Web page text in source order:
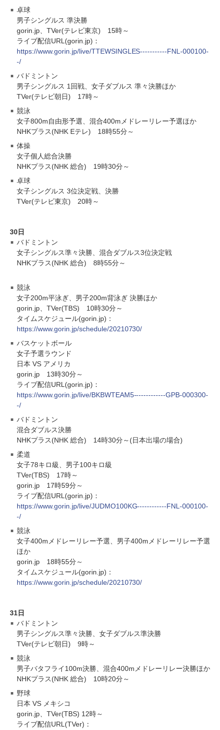
卓球
男子シングルス 準決勝
gorin.jp、TVer(テレビ東京) 15時～
ライブ配信URL(gorin.jp)：
https://www.gorin.jp/live/TTEWSINGLES-----------FNL-000100-
-/
バドミントン
男子シングルス 1回戦、女子ダブルス 準々決勝ほか
TVer(テレビ朝日) 17時～
競泳
女子800m自由形予選、混合400mメドレーリレー予選ほか
NHKプラス(NHK Eテレ) 18時55分～
体操
女子個人総合決勝
NHKプラス(NHK 総合) 19時30分～
卓球
女子シングルス 3位決定戦、決勝
TVer(テレビ東京) 20時～
30日
バドミントン
女子シングルス準々決勝、混合ダブルス3位決定戦
NHKプラス(NHK 総合) 8時55分～
競泳
女子200m平泳ぎ、男子200m背泳ぎ 決勝ほか
gorin.jp、TVer(TBS) 10時30分～
タイムスケジュール(gorin.jp)：
https://www.gorin.jp/schedule/20210730/
バスケットボール
女子予選ラウンド
日本 VS アメリカ
gorin.jp 13時30分～
ライブ配信URL(gorin.jp)：
https://www.gorin.jp/live/BKBWTEAM5-------------GPB-000300-
-/
バドミントン
混合ダブルス決勝
NHKプラス(NHK 総合) 14時30分～(日本出場の場合)
柔道
女子78キロ級、男子100キロ級
TVer(TBS) 17時～
gorin.jp 17時59分～
ライブ配信URL(gorin.jp)：
https://www.gorin.jp/live/JUDMO100KG------------FNL-000100-
-/
競泳
女子400mメドレーリレー予選、男子400mメドレーリレー予選
ほか
gorin.jp 18時55分～
タイムスケジュール(gorin.jp)：
https://www.gorin.jp/schedule/20210730/
31日
バドミントン
男子シングルス準々決勝、女子ダブルス準決勝
TVer(テレビ朝日) 9時～
競泳
男子バタフライ100m決勝、混合400mメドレーリレー決勝ほか
NHKプラス(NHK 総合) 10時20分～
野球
日本 VS メキシコ
gorin.jp、TVer(TBS) 12時～
ライブ配信URL(TVer)：